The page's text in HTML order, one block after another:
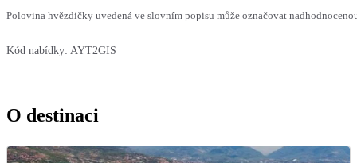
Polovina hvězdičky uvedená ve slovním popisu může označovat
Kód nabídky: AYT2GIS
O destinaci